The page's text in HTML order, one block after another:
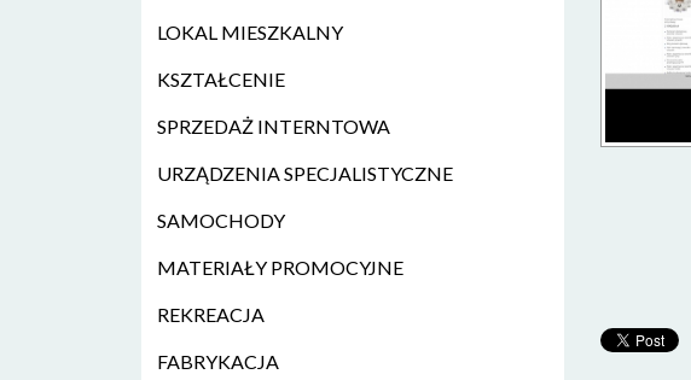
LOKAL MIESZKALNY
KSZTAŁCENIE
SPRZEDAŻ INTERNTOWA
URZĄDZENIA SPECJALISTYCZNE
SAMOCHODY
MATERIAŁY PROMOCYJNE
REKREACJA
FABRYKACJA